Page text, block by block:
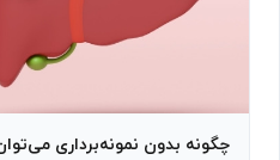
چگونه بدون نمونه‌برداری